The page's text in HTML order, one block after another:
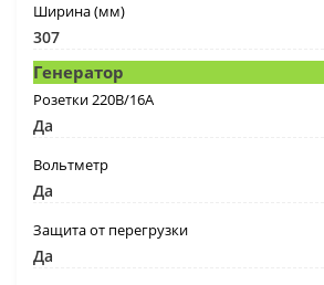
Ширина (мм)
307
Генератор
Розетки 220В/16А
Да
Вольтметр
Да
Защита от перегрузки
Да